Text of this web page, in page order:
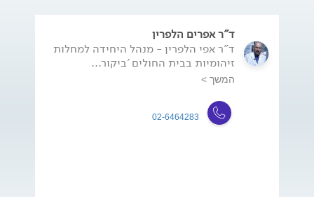
ד"ר אפרים הלפרין
ד"ר אפי הלפרין - מנהל היחידה למחלות
זיהומיות בבית החולים 'ביקור...
המשך >
02-6464283